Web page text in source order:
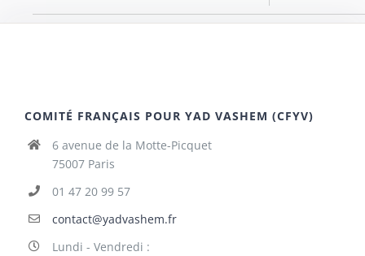
COMITÉ FRANÇAIS POUR YAD VASHEM (CFYV)
6 avenue de la Motte-Picquet
75007 Paris
01 47 20 99 57
contact@yadvashem.fr
Lundi - Vendredi :